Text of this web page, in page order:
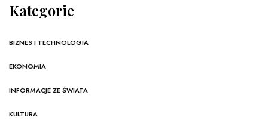
Kategorie
BIZNES I TECHNOLOGIA
EKONOMIA
INFORMACJE ZE ŚWIATA
KULTURA